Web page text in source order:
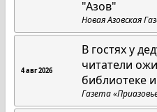
"Азов"
Новая Азовская
4 авг 2026
В гостях у
читатели
библиотеке
Газета